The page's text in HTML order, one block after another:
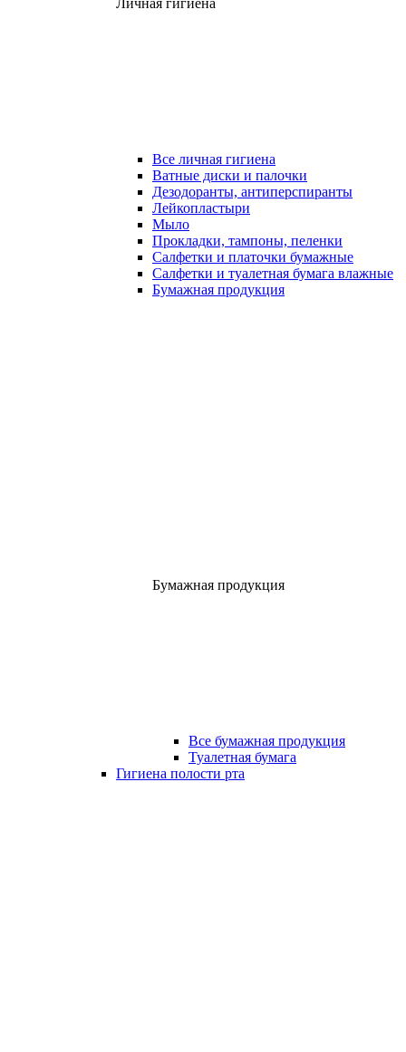
Личная гигиена
Все личная гигиена
Ватные диски и палочки
Дезодоранты, антиперспиранты
Лейкопластыри
Мыло
Прокладки, тампоны, пеленки
Салфетки и платочки бумажные
Салфетки и туалетная бумага влажные
Бумажная продукция
Бумажная продукция
Все бумажная продукция
Туалетная бумага
Гигиена полости рта